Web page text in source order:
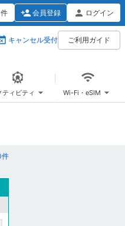
キャンセル受付 ご利用ガイド
ティビティ Wi-Fi・eSIM
件 会員登録 ログイン
件